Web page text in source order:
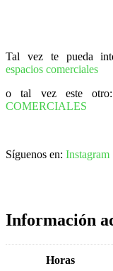
Tal vez te pueda
espacios comerciales
o tal vez este
COMERCIALES
Síguenos en: Instagram
Información
Horas